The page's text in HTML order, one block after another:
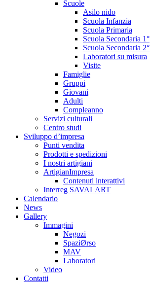
Scuole
Asilo nido
Scuola Infanzia
Scuola Primaria
Scuola Secondaria 1°
Scuola Secondaria 2°
Laboratori su misura
Visite
Famiglie
Gruppi
Giovani
Adulti
Compleanno
Servizi culturali
Centro studi
Sviluppo d’impresa
Punti vendita
Prodotti e spedizioni
I nostri artigiani
ArtigianImpresa
Contenuti interattivi
Interreg SAVALART
Calendario
News
Gallery
Immagini
Negozi
SpaziØrso
MAV
Laboratori
Video
Contatti